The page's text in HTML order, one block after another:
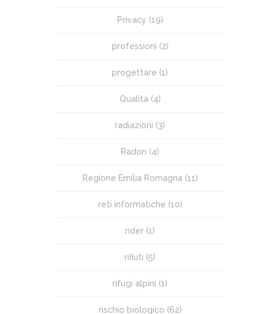
Privacy (19)
professioni (2)
progettare (1)
Qualità(4)
radiazioni (3)
Radon (4)
Regione Emilia Romagna(11)
reti informatiche (10)
rider (1)
rifiuti (5)
rifugi alpini (1)
rischio biologico (62)